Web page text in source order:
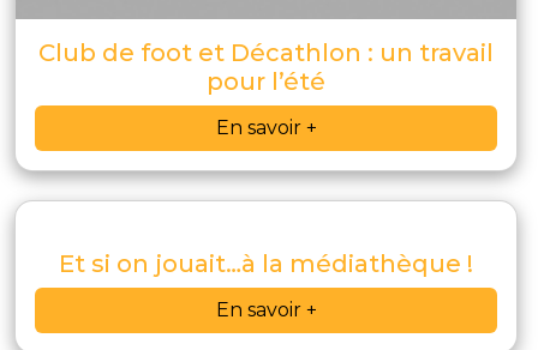
Club de foot et Décathlon : un travail
pour l’été
En savoir +
Et si on jouait…à la médiathèque !
En savoir +